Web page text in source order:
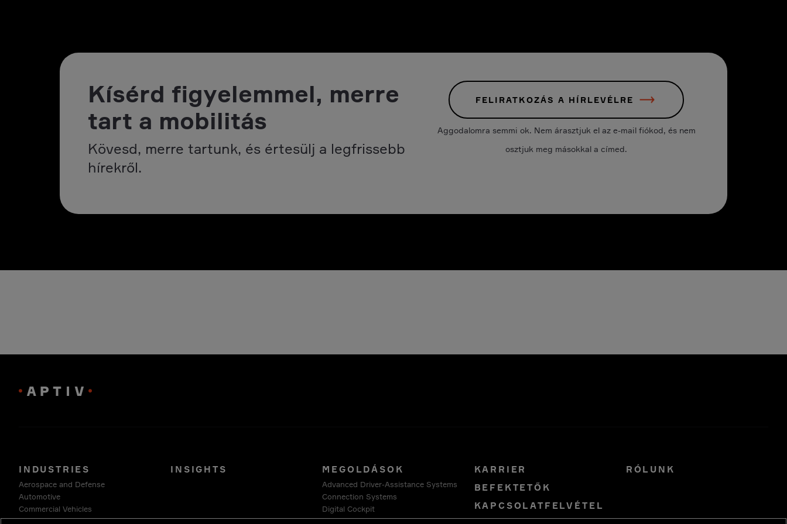
Kísérd figyelemmel, merre
tart a mobilitás
Kövesd, merre tartunk, és értesülj a legfrissebb
hírekről.
FELIRATKOZÁS A HÍRLEVÉLRE
Aggodalomra semmi ok. Nem árasztjuk el az e-mail fiókod, és nem
osztjuk meg másokkal a címed.
INDUSTRIES
Aerospace and Defense
Automotive
Commercial Vehicles
Energy
INSIGHTS MEGOLDÁSOK
Advanced Driver-Assistance Systems
Connection Systems
Digital Cockpit
Advanced Compute
KARRIER
BEFEKTETŐK
KAPCSOLATFELVÉTEL
RÓLUNK